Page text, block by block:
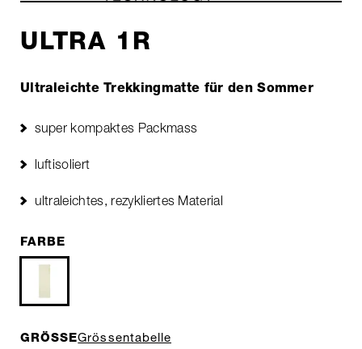
ULTRA 1R
Ultraleichte Trekkingmatte für den Sommer
super kompaktes Packmass
luftisoliert
ultraleichtes, rezykliertes Material
FARBE
GRÖSSEGrössentabelle